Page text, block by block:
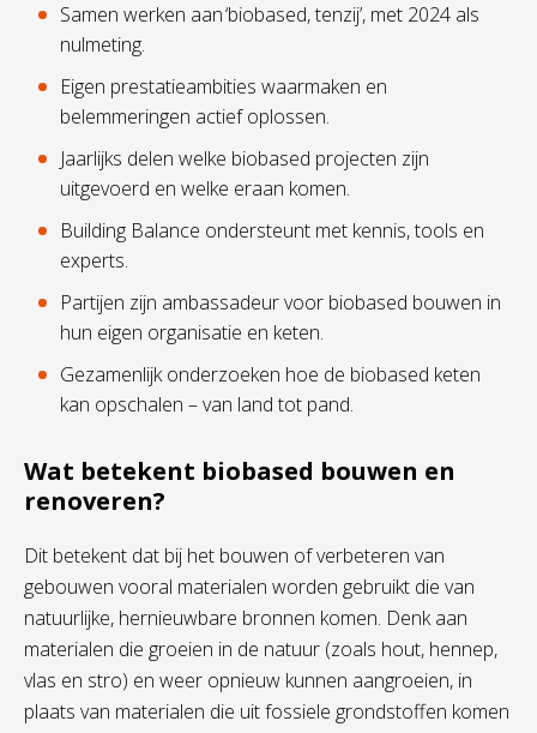
Samen werken aan ‘biobased, tenzij’, met 2024 als
nulmeting.
Eigen prestatieambities waarmaken en
belemmeringen actief oplossen.
Jaarlijks delen welke biobased projecten zijn
uitgevoerd en welke eraan komen.
Building Balance ondersteunt met kennis, tools en
experts.
Partijen zijn ambassadeur voor biobased bouwen in
hun eigen organisatie en keten.
Gezamenlijk onderzoeken hoe de biobased keten
kan opschalen – van land tot pand.
Wat betekent biobased bouwen en
renoveren?
Dit betekent dat bij het bouwen of verbeteren van
gebouwen vooral materialen worden gebruikt die van
natuurlijke, hernieuwbare bronnen komen. Denk aan
materialen die groeien in de natuur (zoals hout, hennep,
vlas en stro) en weer opnieuw kunnen aangroeien, in
plaats van materialen die uit fossiele grondstoffen komen